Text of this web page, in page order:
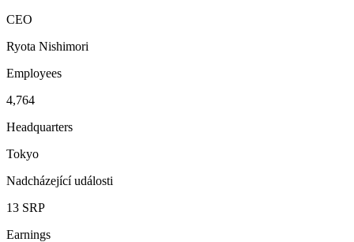
CEO
Ryota Nishimori
Employees
4,764
Headquarters
Tokyo
Nadcházející události
13 SRP
Earnings